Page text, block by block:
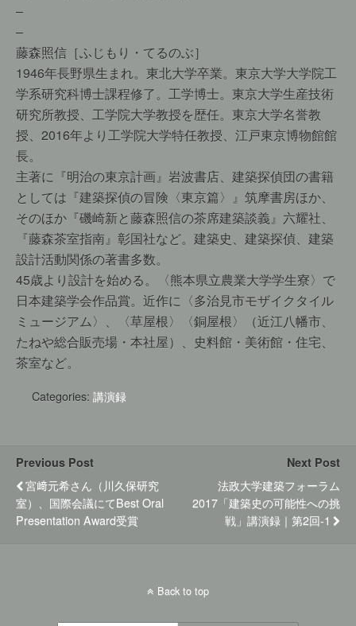
–
–
藤森照信［ふじもり・てるのぶ］
1946年長野県生まれ。東北大学卒業。東京大学大学院工
学系研究科博士課程修了。工学博士。東京大学生産技術
研究所教授、工学院大学教授を歴任。東京大学名誉教
授、2016年より工学院大学特任教授、江戸東京博物館館
長。
主著に『明治の東京計画』岩波書店、建築探偵団の書籍
としては『建築探偵の冒険〈東京篇〉』筑摩書房ほか、
そのほか『磯崎新と藤森照信の茶席建築談義』六耀社、
『藤森茶室指南』彰国社など。建築史、建築探偵、建築
設計活動関係の著書多数。
45歳より設計を始める。〈熊本県立農業大学学生寮〉で
日本建築学会作品賞。近作に〈多治見市モザイクタイル
ミュージアム〉、〈草屋根〉〈銅屋根〉（近江八幡市、
たねや総合販売場・本社屋）、史料館・美術館・住宅、
茶室など。
Categories: 講演録
Previous Post
宮﨑元希さん（川久保研究
室）、国際会議にてBest Oral
Presentation Award受賞
Next Post
法政大学建築フォーラム
2017「建築史の可能性への挑
戦」講演録｜第2回-1
Back to top